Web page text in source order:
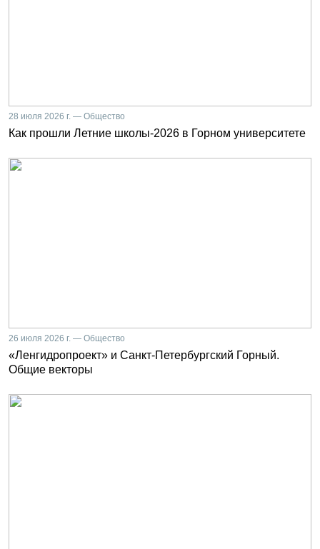
28 июля 2026 г. — Общество
Как прошли Летние школы-2026 в Горном университете
26 июля 2026 г. — Общество
«Ленгидропроект» и Санкт-Петербургский Горный.
Общие векторы